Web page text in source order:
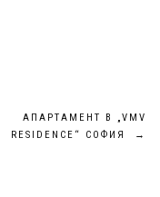
АПАРТАМЕНТ В „VMV
RESIDENCE“ СОФИЯ
→